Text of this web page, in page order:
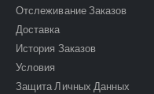
Отслеживание Заказов
Доставка
История Заказов
Условия
Защита Личных Данных